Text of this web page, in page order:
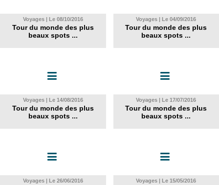
Voyages | Le 08/10/2016
Tour du monde des plus
beaux spots ...
Voyages | Le 04/09/2016
Tour du monde des plus
beaux spots ...
Voyages | Le 14/08/2016
Tour du monde des plus
beaux spots ...
Voyages | Le 17/07/2016
Tour du monde des plus
beaux spots ...
Voyages | Le 26/06/2016 Voyages | Le 15/05/2016